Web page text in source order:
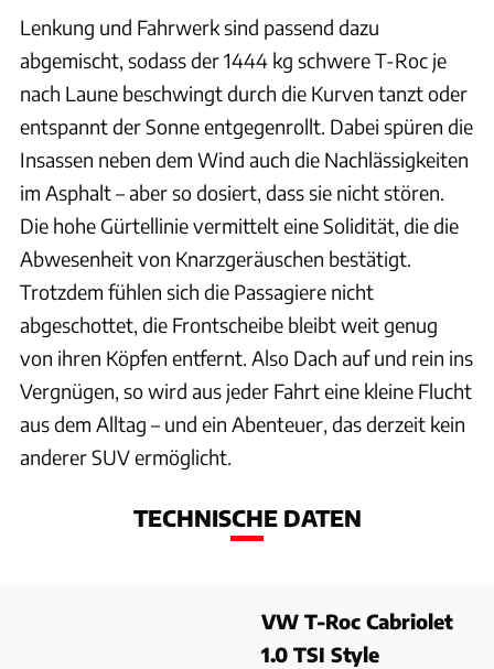
Lenkung und Fahrwerk sind passend dazu
abgemischt, sodass der 1444 kg schwere T-Roc je
nach Laune beschwingt durch die Kurven tanzt oder
entspannt der Sonne entgegenrollt. Dabei spüren die
Insassen neben dem Wind auch die Nachlässigkeiten
im Asphalt – aber so dosiert, dass sie nicht stören.
Die hohe Gürtellinie vermittelt eine Solidität, die die
Abwesenheit von Knarzgeräuschen bestätigt.
Trotzdem fühlen sich die Passagiere nicht
abgeschottet, die Frontscheibe bleibt weit genug
von ihren Köpfen entfernt. Also Dach auf und rein ins
Vergnügen, so wird aus jeder Fahrt eine kleine Flucht
aus dem Alltag – und ein Abenteuer, das derzeit kein
anderer SUV ermöglicht.
TECHNISCHE DATEN
VW T-Roc Cabriolet
1.0 TSI Style